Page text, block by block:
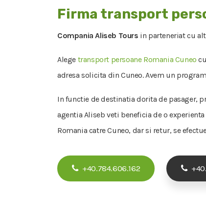
Firma transport
Compania Aliseb Tours in parteneriat cu
Alege transport persoane Romania Cuneo
adresa solicita din Cuneo. Avem un
In functie de destinatia dorita de pasager,
agentia Aliseb veti beneficia de o
Romania catre Cuneo, dar si retur, se
+40.784.606.162